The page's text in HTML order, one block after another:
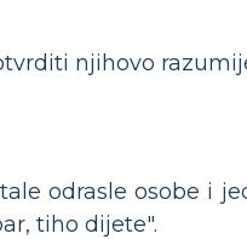
njihovo
odrasle osobe i
tiho dijete".